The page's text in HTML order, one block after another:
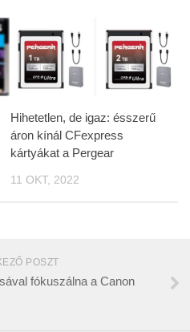
Hihetetlen, de igaz: ésszerű
áron kínál CFexpress
kártyákat a Pergear
11 OKT, 2022
POSZT
fókuszálna a Canon